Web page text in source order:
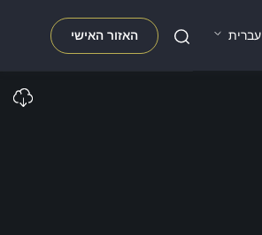
חפשו
עברית האזור האישי